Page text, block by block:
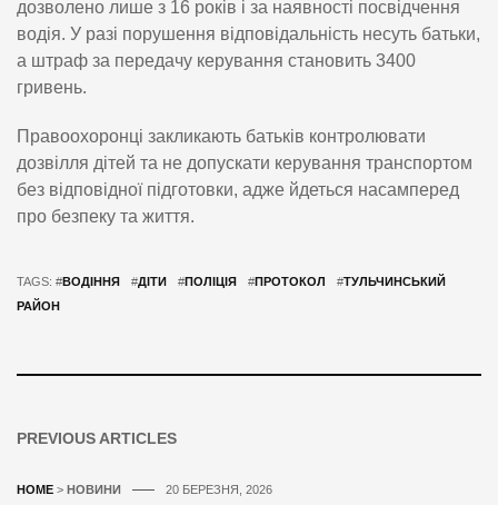
дозволено лише з 16 років і за наявності посвідчення
водія. У разі порушення відповідальність несуть батьки,
а штраф за передачу керування становить 3400
гривень.
Правоохоронці закликають батьків контролювати
дозвілля дітей та не допускати керування транспортом
без відповідної підготовки, адже йдеться насамперед
про безпеку та життя.
TAGS: #ВОДІННЯ #ДІТИ #ПОЛІЦІЯ #ПРОТОКОЛ #ТУЛЬЧИНСЬКИЙ
РАЙОН
PREVIOUS ARTICLES
HOME > НОВИНИ 20 БЕРЕЗНЯ, 2026